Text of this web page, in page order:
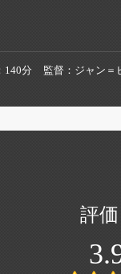
140分 監督
ジャン＝